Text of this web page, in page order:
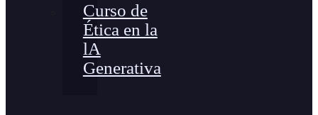
Curso de
Ética en la
lA
Generativa